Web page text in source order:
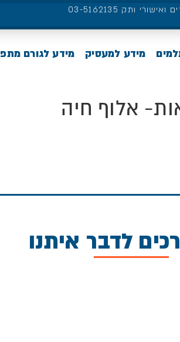
ותק 03-5162135
מידע למעסיק
מידע לגורם
אלוף חיה
לדבר איתנו